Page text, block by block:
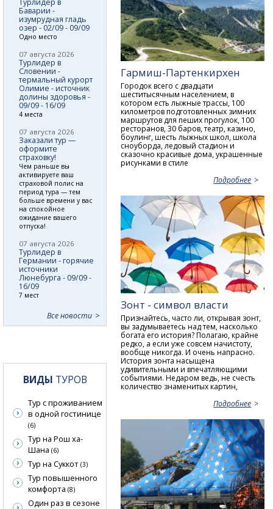
Гармиш-Партенкирхен
Городок всего с двадцати
шеститысячным населением, в
котором есть лыжные трассы, 100
километров подготовленных зимних
маршрутов для пеших прогулок, 100
ресторанов, 30 баров, театр, казино,
боулинг, шесть лыжных школ, школа
сноуборда, ледовый стадион и
сказочно красивые дома, украшенные
рисунками в стиле
Подробнее
Зонт - символ власти
Признайтесь, часто ли, открывая зонт,
вы задумываетесь над тем, насколько
богата его история? Полагаю, крайне
редко, а если уже совсем начистоту,
вообще никогда. И очень напрасно.
История зонта насыщена
удивительными и впечатляющими
событиями. Недаром ведь, не счесть
количество знаменитых картин,
Подробнее
Турлидер в
Баварии -
изумрудная гладь
озер - 02/09 - 09/09
Одно место
07 августа 2026
Турлидер в
Словении -
термальный курорт
Олимие - источник
долины здоровья -
09/09 - 16/09
4 места
07 августа 2026
Заказали тур —
оформите
страховку!
Чем раньше вы
активируете ваш
страховой полис на
период тура — тем
больше времени у вас
на спокойное
ожидание вашего
отпуска!
07 августа 2026
Турлидер в
Германии - горячие
источники
Люнебурга - 09/09 -
16/09
7 мест
Все новости
ВИДЫ ТУРОВ
Тур с проживанием
в одной гостинице
(6)
Тур на Рош ха-
Шана (6)
Тур на Суккот (3)
Тур повышенного
комфорта (8)
Один раз в сезоне